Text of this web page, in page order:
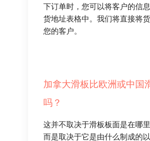
下订单时，您可以将客户的信
货地址表格中。我们将直接将
您的客户。
加拿大滑板比欧洲或中国
吗？
这并不取决于滑板板面是在哪
而是取决于它是由什么制成的